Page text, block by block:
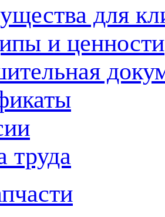
для
и ценности
труда